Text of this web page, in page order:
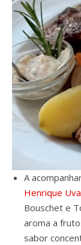
A
Henrique Uva
Bouschet e
aroma a
sabor